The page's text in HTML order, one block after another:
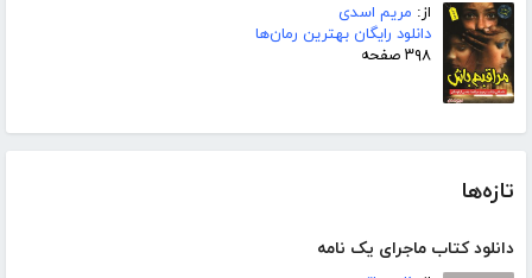
از: مریم اسدی
دانلود رایگان بهترین رمان‌ها
۳۹۸ صفحه
تازه‌ها
دانلود کتاب ماجرای یک نامه